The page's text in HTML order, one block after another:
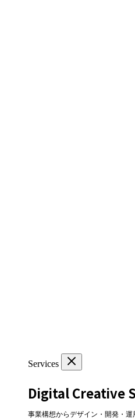
Services
Digital Creative
事業構想からデザイン・開発・